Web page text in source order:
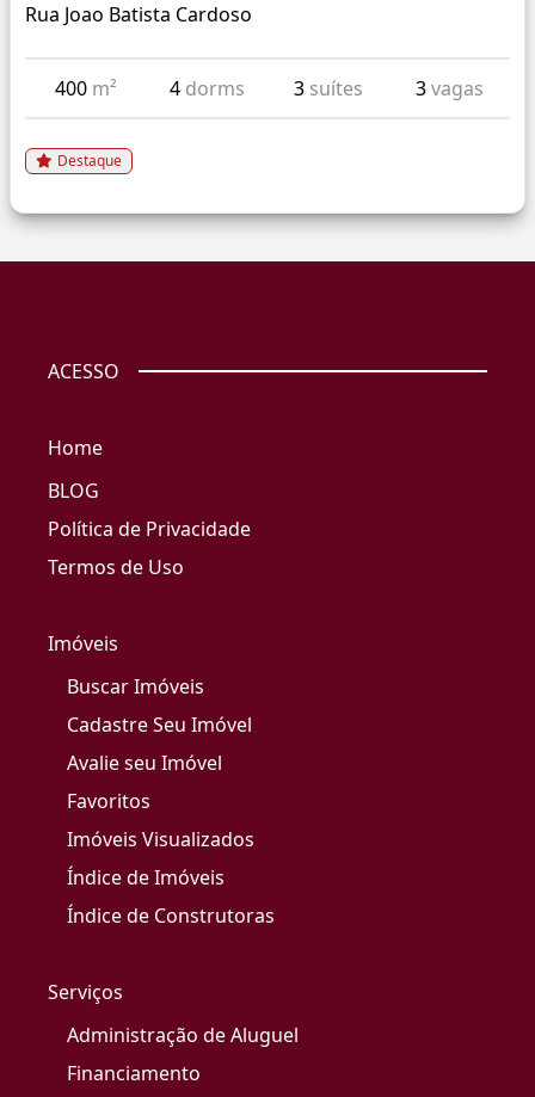
Rua Joao Batista Cardoso
400 m² 4 dorms 3 suítes 3vagas
Destaque
ACESSO
Home
BLOG
Política de Privacidade
Termos de Uso
Imóveis
Buscar Imóveis
Cadastre Seu Imóvel
Avalie seu Imóvel
Favoritos
Imóveis Visualizados
Índice de Imóveis
Índice de Construtoras
Serviços
Administração de Aluguel
Financiamento